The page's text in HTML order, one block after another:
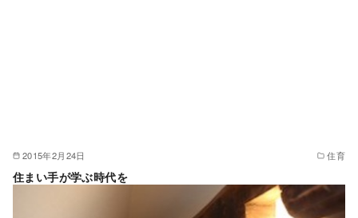
2015年2月24日 住育
住まい手が学ぶ時代を